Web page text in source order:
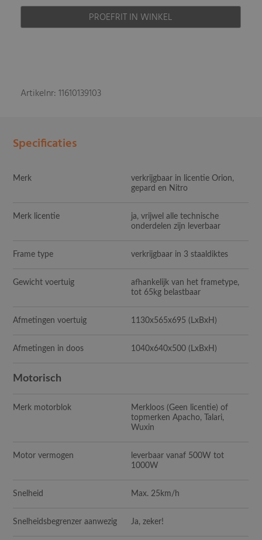
PROEFRIT IN WINKEL
Artikelnr: 11610139103
Specificaties
Merk
verkrijgbaar in licentie Orion,
gepard en Nitro
Merk licentie
ja, vrijwel alle technische
onderdelen zijn leverbaar
Frame type verkrijgbaar in 3 staaldiktes
Gewicht voertuig
afhankelijk van het frametype,
tot 65kg belastbaar
Afmetingen voertuig 1130x565x695 (LxBxH)
Afmetingen in doos 1040x640x500 (LxBxH)
Motorisch
Merk motorblok
Merkloos (Geen licentie) of
topmerken Apacho, Talari,
Wuxin
Motor vermogen
leverbaar vanaf 500W tot
1000W
Snelheid Max. 25km/h
Snelheidsbegrenzer aanwezig Ja, zeker!